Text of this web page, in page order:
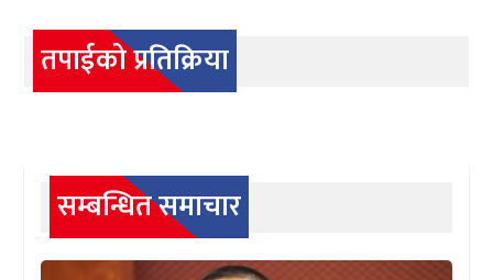
तपाईको प्रतिक्रिया
सम्बन्धित समाचार